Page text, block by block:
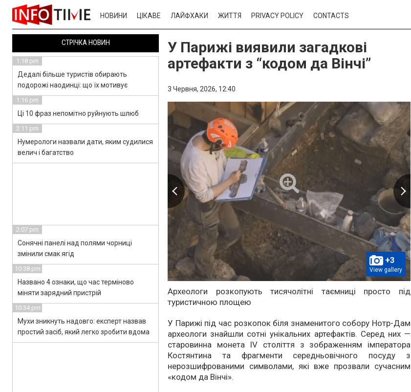
НОВИНИ ЦІКАВЕ ЛАЙФХАКИ ЖИТТЯ PRIVACY POLICY CONTACTS
У Парижі виявили загадкові
артефакти з “кодом да Вінчі”
3 Червня, 2026, 12:40
+3
View gallery
Археологи розкопують тисячолітні таємниці просто під
туристичною площею
У Парижі під час розкопок біля знаменитого собору Нотр-Дам
археологи знайшли сотні унікальних артефактів. Серед них —
старовинна монета IV століття з зображенням імператора
Костянтина та фрагменти середньовічного посуду з
нерозшифрованими символами, які вже прозвали сучасним
«кодом да Вінчі».
СТРІЧКА НОВИН
1:18 pm
Дедалі більше туристів обирають
подорожі наодинці: що їх мотивує
1:16 pm
Ці 10 фраз непомітно руйнують шлюб
2:11 pm
Нумерологи назвали дати, яким судилися
велич і багатство
2:07 pm
Сонячні панелі над полями чорниці
змінили смак ягід
10:38 pm
Названо 4 ознаки, що час терміново
міняти зарядний пристрій
10:34 pm
Мухи зникнуть надовго: експерт назвав
простий засіб, який легко зробити вдома